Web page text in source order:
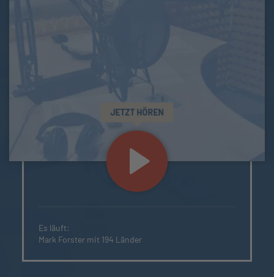
JETZT HÖREN
Es läuft:
Mark Forster mit 194 Länder